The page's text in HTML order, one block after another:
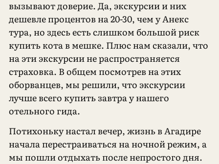
вызывают доверие. Да, экскурсии и них
дешевле процентов на 20-30, чем у Анекс
тура, но здесь есть слишком большой риск
купить кота в мешке. Плюс нам сказали, что
на эти экскурсии не распространяется
страховка. В общем посмотрев на этих
оборванцев, мы решили, что экскурсии
лучше всего купить завтра у нашего
отельного гида.
Потихоньку настал вечер, жизнь в Агадире
начала перестраиваться на ночной режим, а
мы пошли отдыхать после непростого дня.